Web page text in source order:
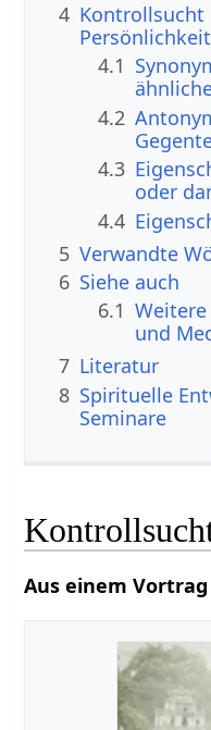
4 Kontrollsucht
4.1
4.2
4.3
oder
4.4
5 Verwandte
6 Siehe auch
6.1
und
7 Literatur
8 Spirituelle
Seminare
Aus einem